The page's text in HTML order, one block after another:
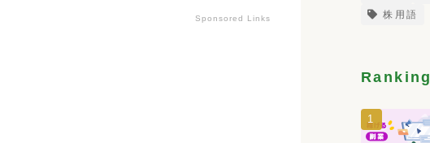
Sponsored Links
株用語
Ranking